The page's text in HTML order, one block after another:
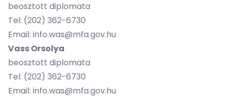
beosztott diplomata
Tel: (202) 362-6730
Email: info.was@mfa.gov.hu
Vass Orsolya
beosztott diplomata
Tel: (202) 362-6730
Email: info.was@mfa.gov.hu